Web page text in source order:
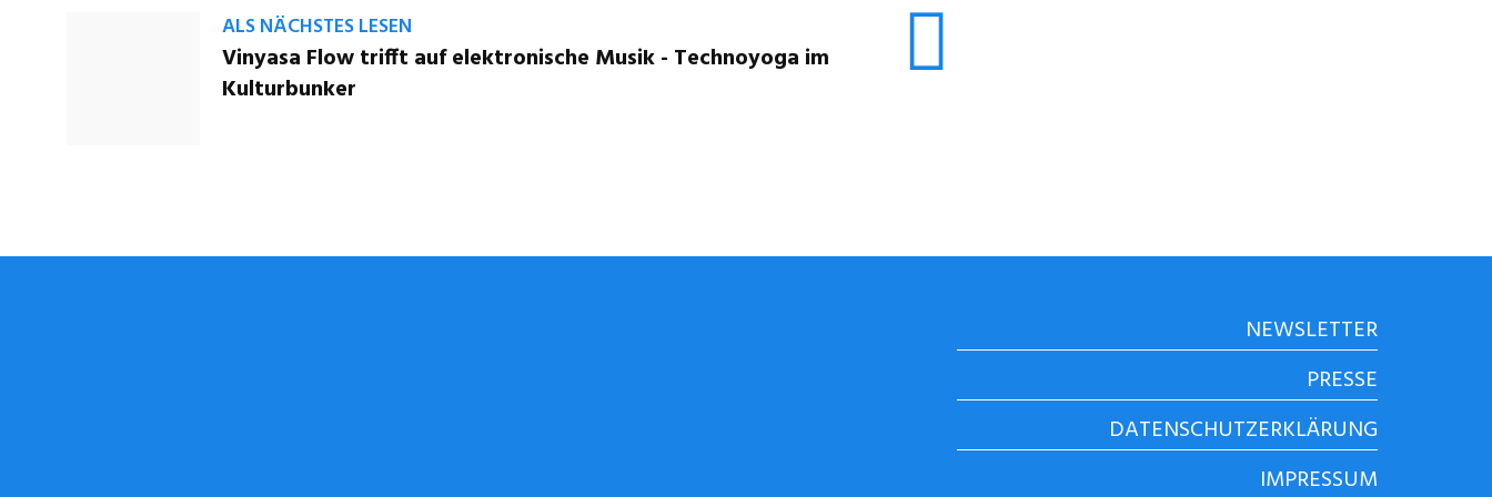
ALS NÄCHSTES LESEN
Vinyasa Flow trifft auf elektronische Musik - Technoyoga im
Kulturbunker
NEWSLETTER
PRESSE
DATENSCHUTZERKLÄRUNG
IMPRESSUM